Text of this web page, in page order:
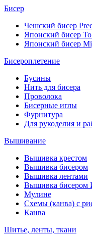
Бисер
Чешский бисер
Японский бисер
Японский бисер
Бисероплетение
Бусины
Нить для бисера
Проволока
Бисерные иглы
Фурнитура
Для рукоделия и
Вышивание
Вышивка крестом
Вышивка бисером
Вышивка лентами
Вышивка бисером
Мулине
Схемы (канва) с
Канва
Шитье, ленты, ткани